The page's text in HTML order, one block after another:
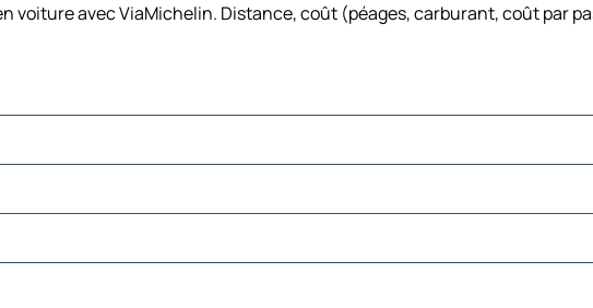
avec ViaMichelin. Distance, coût (péages, carburant, coût par